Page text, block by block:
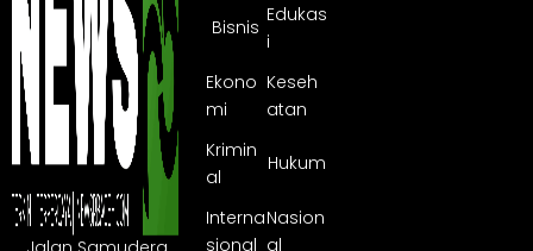
Bisnis
Edukas
i
Ekono
mi
Keseh
atan
Krimin
al
Hukum
Interna
sional
Nasion
al